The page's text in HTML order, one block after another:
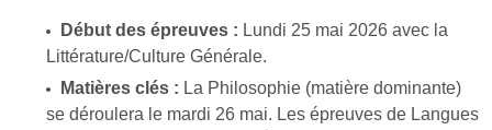
Début des épreuves : Lundi 25 mai 2026 avec la
Littérature/Culture Générale.
Matières clés : La Philosophie (matière dominante)
se déroulera le mardi 26 mai. Les épreuves de Langues